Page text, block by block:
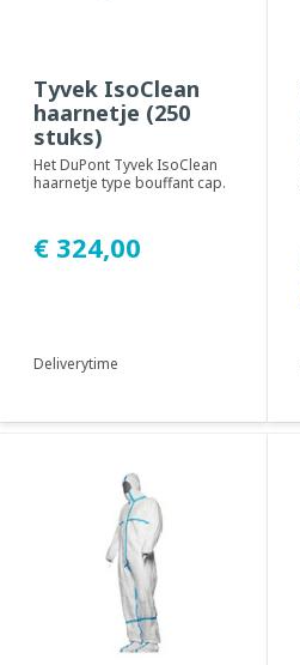
Tyvek IsoClean
haarnetje (250
stuks)
Het DuPont Tyvek IsoClean
haarnetje type bouffant cap.
€ 324,00
Deliverytime